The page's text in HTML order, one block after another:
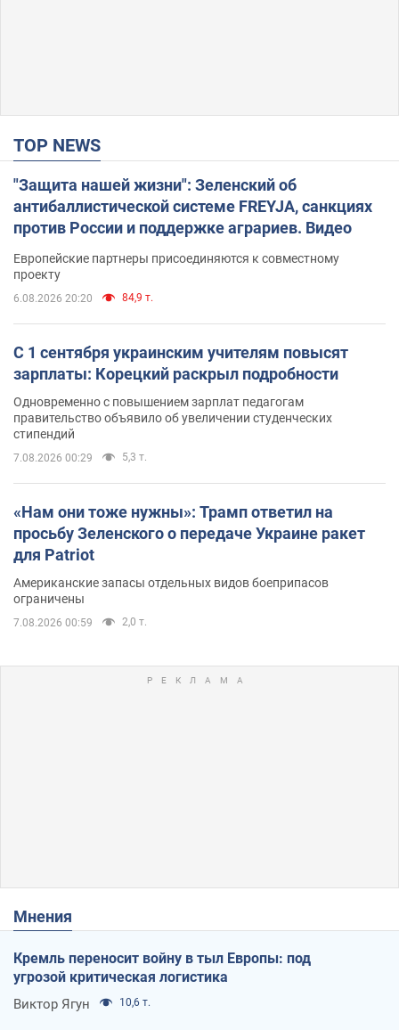
TOP NEWS
"Защита нашей жизни": Зеленский об
антибаллистической системе FREYJA, санкциях
против России и поддержке аграриев. Видео
Европейские партнеры присоединяются к совместному
проекту
6.08.2026 20:20 84,9 т.
С 1 сентября украинским учителям повысят
зарплаты: Корецкий раскрыл подробности
Одновременно с повышением зарплат педагогам
правительство объявило об увеличении студенческих
стипендий
7.08.2026 00:29 5,3 т.
«Нам они тоже нужны»: Трамп ответил на
просьбу Зеленского о передаче Украине ракет
для Patriot
Американские запасы отдельных видов боеприпасов
ограничены
7.08.2026 00:59 2,0 т.
Мнения
Кремль переносит войну в тыл Европы: под
угрозой критическая логистика
Виктор Ягун 10,6 т.